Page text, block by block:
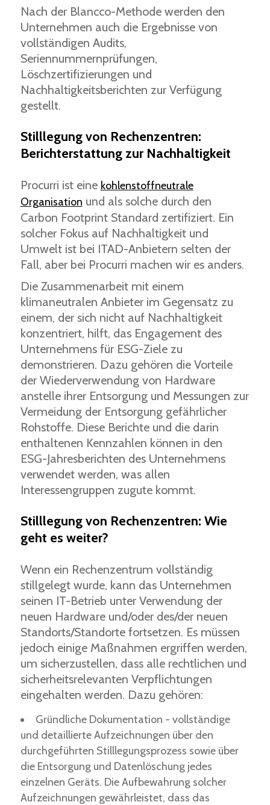
Nach der Blancco-Methode werden den
Unternehmen auch die Ergebnisse von
vollständigen Audits,
Seriennummernprüfungen,
Löschzertifizierungen und
Nachhaltigkeitsberichten zur Verfügung
gestellt.
Stilllegung von Rechenzentren:
Berichterstattung zur Nachhaltigkeit
Procurri ist eine kohlenstoffneutrale
Organisation und als solche durch den
Carbon Footprint Standard zertifiziert. Ein
solcher Fokus auf Nachhaltigkeit und
Umwelt ist bei ITAD-Anbietern selten der
Fall, aber bei Procurri machen wir es anders.
Die Zusammenarbeit mit einem
klimaneutralen Anbieter im Gegensatz zu
einem, der sich nicht auf Nachhaltigkeit
konzentriert, hilft, das Engagement des
Unternehmens für ESG-Ziele zu
demonstrieren. Dazu gehören die Vorteile
der Wiederverwendung von Hardware
anstelle ihrer Entsorgung und Messungen zur
Vermeidung der Entsorgung gefährlicher
Rohstoffe. Diese Berichte und die darin
enthaltenen Kennzahlen können in den
ESG-Jahresberichten des Unternehmens
verwendet werden, was allen
Interessengruppen zugute kommt.
Stilllegung von Rechenzentren: Wie
geht es weiter?
Wenn ein Rechenzentrum vollständig
stillgelegt wurde, kann das Unternehmen
seinen IT-Betrieb unter Verwendung der
neuen Hardware und/oder des/der neuen
Standorts/Standorte fortsetzen. Es müssen
jedoch einige Maßnahmen ergriffen werden,
um sicherzustellen, dass alle rechtlichen und
sicherheitsrelevanten Verpflichtungen
eingehalten werden. Dazu gehören:
Gründliche Dokumentation - vollständige
und detaillierte Aufzeichnungen über den
durchgeführten Stilllegungsprozess sowie über
die Entsorgung und Datenlöschung jedes
einzelnen Geräts. Die Aufbewahrung solcher
Aufzeichnungen gewährleistet, dass das